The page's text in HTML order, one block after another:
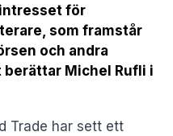
för
som framstår
och andra
berättar Michel Rufli i
Trade har sett ett